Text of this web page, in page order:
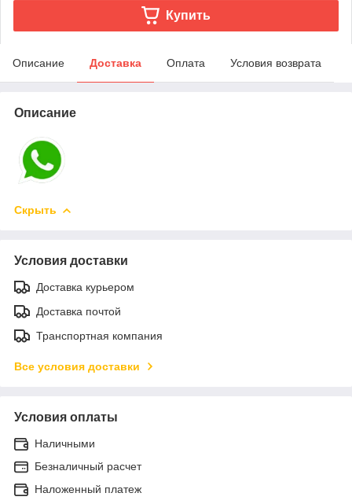
Купить
Описание Доставка Оплата Условия возврата
Описание
Скрыть
Условия доставки
Доставка курьером
Доставка почтой
Транспортная компания
Все условия доставки
Условия оплаты
Наличными
Безналичный расчет
Наложенный платеж